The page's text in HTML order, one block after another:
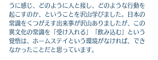
うに感じ、どのように人と接し、どのような行動を
起こすのか、ということを沢山学びました。日本の
常識をくつがえす出来事が沢山ありましたが、この
異文化の常識を「受け入れる」「飲み込む」という
覚悟は、ホームステイという環境がなければ、でき
なかったことだと思っています。